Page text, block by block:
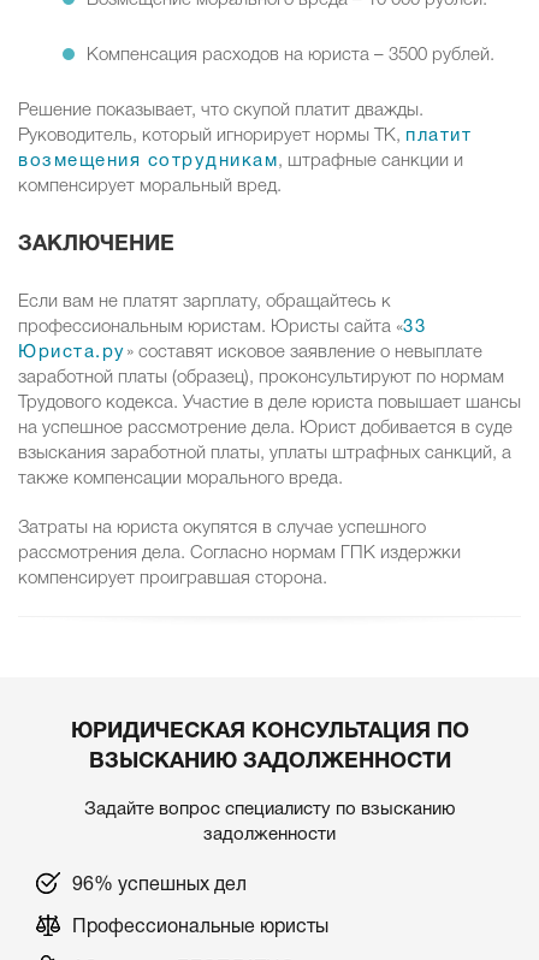
Компенсация расходов на юриста – 3500 рублей.
Решение показывает, что скупой платит дважды.
Руководитель, который игнорирует нормы ТК, платит
возмещения сотрудникам, штрафные санкции и
компенсирует моральный вред.
ЗАКЛЮЧЕНИЕ
Если вам не платят зарплату, обращайтесь к
профессиональным юристам. Юристы сайта «33
Юриста.ру » составят исковое заявление о невыплате
заработной платы (образец), проконсультируют по нормам
Трудового кодекса. Участие в деле юриста повышает шансы
на успешное рассмотрение дела. Юрист добивается в суде
взыскания заработной платы, уплаты штрафных санкций, а
также компенсации морального вреда.
Затраты на юриста окупятся в случае успешного
рассмотрения дела. Согласно нормам ГПК издержки
компенсирует проигравшая сторона.
ЮРИДИЧЕСКАЯ КОНСУЛЬТАЦИЯ ПО
ВЗЫСКАНИЮ ЗАДОЛЖЕННОСТИ
Задайте вопрос специалисту по взысканию
задолженности
96% успешных дел
Профессиональные юристы